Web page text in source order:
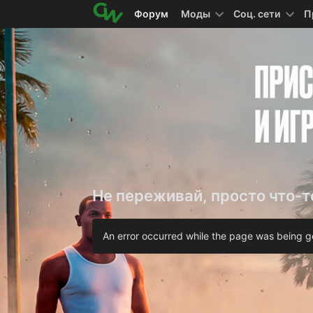
Форум Моды Соц. сети
Не переживай, просто что-
An error occurred while the page was being